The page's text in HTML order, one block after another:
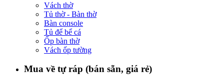
Vách thờ
Tủ thờ - Bàn thờ
Bàn console
Tủ để bể cá
Ốp bàn thờ
Vách ốp tường
Mua về tự ráp (bán sẵn, giá rẻ)